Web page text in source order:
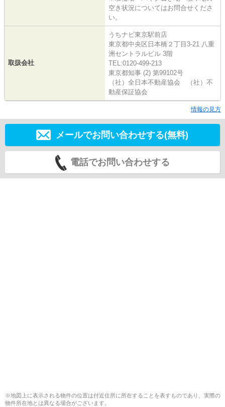
空き状況についてはお問合せくださ
い。
取扱会社
うちナビ東京駅前店
東京都中央区日本橋２丁目3-21 八重
洲セントラルビル 3階
TEL:0120-499-213
東京都知事 (2) 第99102号
（社）全日本不動産協会 （社）不
動産保証協会
情報の見方
メールでお問い合わせする(無料)
電話でお問い合わせする
※地図上に表示される物件の位置は付近住所に所在することを表すものであり、実際の
物件所在地とは異なる場合がございます。